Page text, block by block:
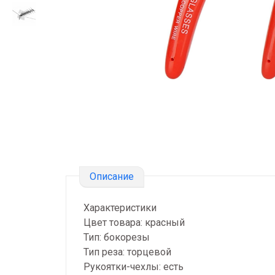
Описание
Характеристики
Цвет товара: красный
Тип: бокорезы
Тип реза: торцевой
Рукоятки-чехлы: есть